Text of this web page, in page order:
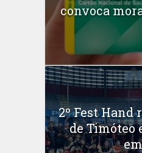
convoca
2º Fest Hand
de Timóteo